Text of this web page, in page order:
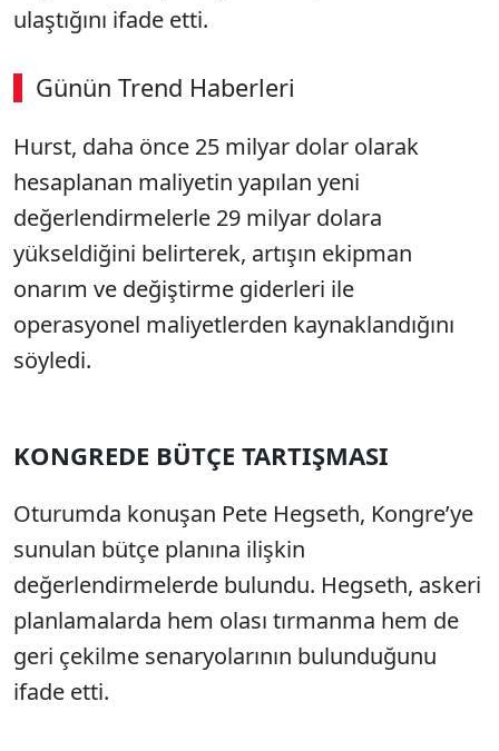
ulaştığını ifade etti.
Günün Trend Haberleri
SÖZCÜ SON DAKİKA
Hurst, daha önce 25 milyar dolar olarak
hesaplanan maliyetin yapılan yeni
değerlendirmelerle 29 milyar dolara
yükseldiğini belirterek, artışın ekipman
onarım ve değiştirme giderleri ile
operasyonel maliyetlerden kaynaklandığını
söyledi.
KONGREDE BÜTÇE TARTIŞMASI
Oturumda konuşan Pete Hegseth, Kongre’ye
sunulan bütçe planına ilişkin
değerlendirmelerde bulundu. Hegseth, askeri
planlamalarda hem olası tırmanma hem de
geri çekilme senaryolarının bulunduğunu
ifade etti.